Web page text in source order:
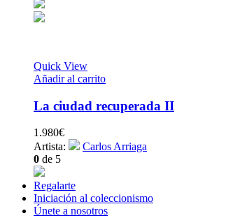
Quick View
Añadir al carrito
La ciudad recuperada II
1.980€
Artista:
Carlos Arriaga
0 de 5
Regalarte
Iniciación al coleccionismo
Únete a nosotros